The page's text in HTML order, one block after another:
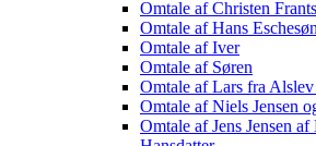
Omtale af Christen
Omtale af Hans Eschesøn
Omtale af Iver
Omtale af Søren
Omtale af Lars fra
Omtale af Niels Jensen
Omtale af Jens Jensen